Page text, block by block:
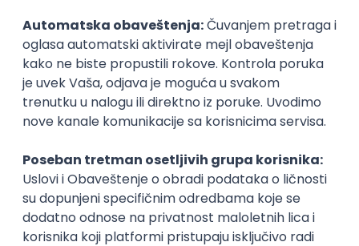
Team Lead (ReactJS / Node.js)
Playbook
Remote
13.09.2026.
JavaScript Node.js PostgreSQL
ReactJS
TypeScript
Senior
Istaknuti poslodavci